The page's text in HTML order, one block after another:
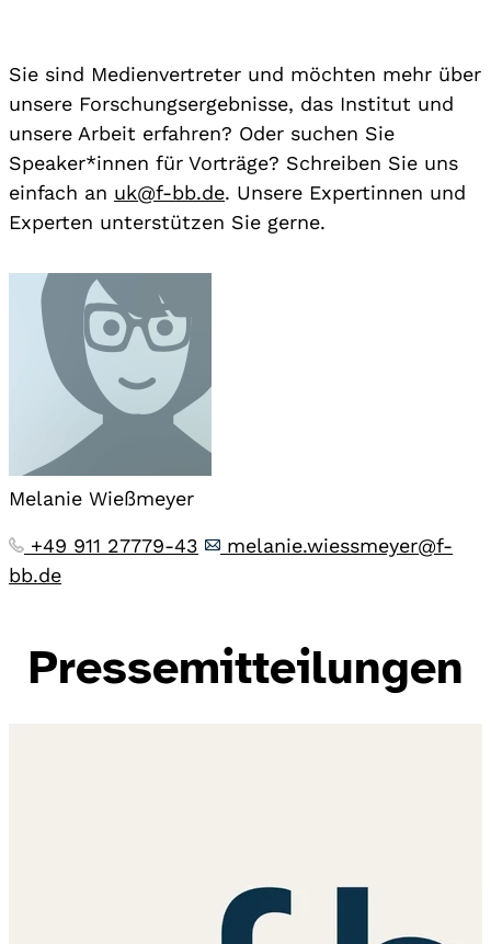
Sie sind Medienvertreter und möchten mehr über
unsere Forschungsergebnisse, das Institut und
unsere Arbeit erfahren? Oder suchen Sie
Speaker*innen für Vorträge? Schreiben Sie uns
einfach an uk@f-bb.de. Unsere Expertinnen und
Experten unterstützen Sie gerne.
Melanie Wießmeyer
+49 911 27779-43
melanie.wiessmeyer@f-
bb.de
Pressemitteilungen